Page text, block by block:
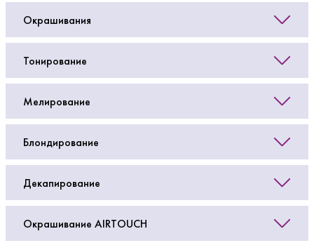
Окрашивания
Тонирование
Мелирование
Блондирование
Декапирование
Окрашивание AIRTOUCH